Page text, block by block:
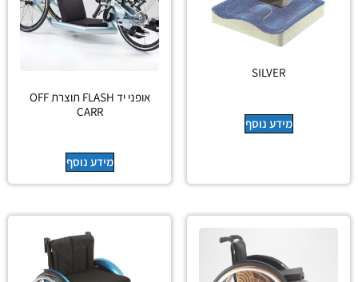
SILVER
מידע נוסף
אופני יד FLASH תוצרת OFF
CARR
מידע נוסף